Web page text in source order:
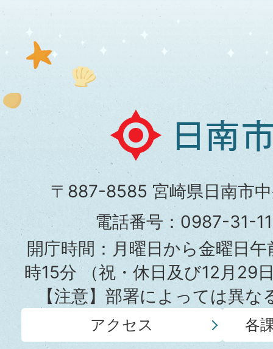
日
南
市
役
所
〒887-8585 宮崎県日南市
電話番号：0987-31-
開庁時間：月曜日から金曜日
時15分（祝・休日及び12月29
【注意】部署によっては異
アクセス 各